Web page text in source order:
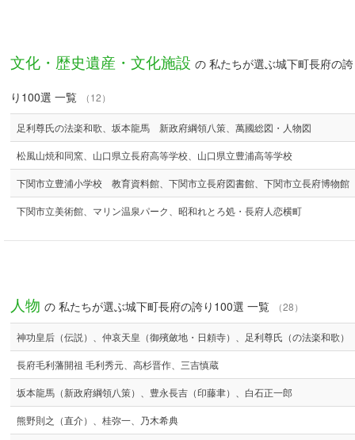
文化・歴史遺産・文化施設 の 私たちが選ぶ城下町長府の誇
り100選 一覧 （12）
足利尊氏の法楽和歌、坂本龍馬 新政府綱領八策、萬國総図・人物図
松風山焼和同窯、山口県立長府高等学校、山口県立豊浦高等学校
下関市立豊浦小学校 教育資料館、下関市立長府図書館、下関市立長府博物館
下関市立美術館、マリン温泉パーク、昭和れとろ処・長府人恋横町
人物 の 私たちが選ぶ城下町長府の誇り100選 一覧 （28）
神功皇后（伝説）、仲哀天皇（御殯斂地・日頼寺）、足利尊氏（の法楽和歌）
長府毛利藩開祖 毛利秀元、高杉晋作、三吉慎蔵
坂本龍馬（新政府綱領八策）、豊永長吉（印藤聿）、白石正一郎
熊野則之（直介）、桂弥一、乃木希典